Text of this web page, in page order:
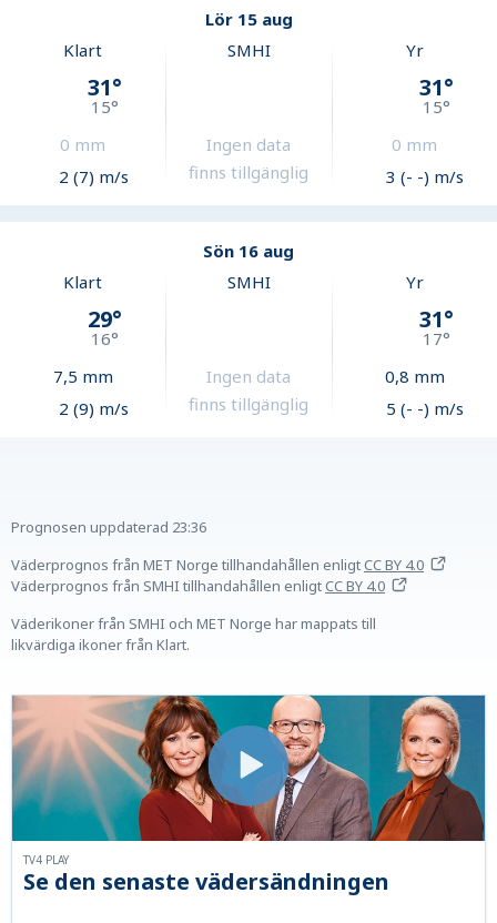
Lör 15 aug
Klart
31°
15°
0 mm
2 (7) m/s
SMHI
Ingen data
finns tillgänglig
Yr
31°
15°
0 mm
3 (- -) m/s
Sön 16 aug
Klart
29°
16°
7,5 mm
2 (9) m/s
SMHI
Ingen data
finns tillgänglig
Yr
31°
17°
0,8 mm
5 (- -) m/s
Prognosen uppdaterad 23:36
Väderprognos från MET Norge tillhandahållen enligtCC BY 4.0
Väderprognos från SMHI tillhandahållen enligtCC BY 4.0
Väderikoner från SMHI och MET Norge har mappats till
likvärdiga ikoner från Klart.
Se den senaste vädersändningen
TV4 PLAY